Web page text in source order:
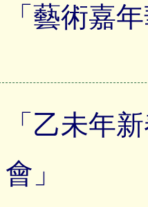
「藝術嘉
「乙未年
會」